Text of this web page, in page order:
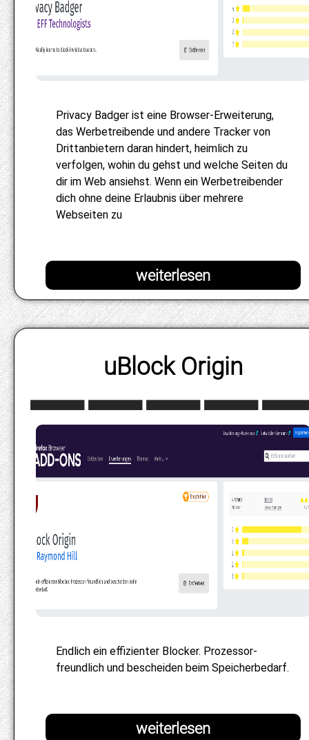
Privacy Badger ist eine Browser-Erweiterung,
das Werbetreibende und andere Tracker von
Drittanbietern daran hindert, heimlich zu
verfolgen, wohin du gehst und welche Seiten du
dir im Web ansiehst. Wenn ein Werbetreibender
dich ohne deine Erlaubnis über mehrere
Webseiten zu
uBlock Origin
Endlich ein effizienter Blocker. Prozessor-
freundlich und bescheiden beim Speicherbedarf.